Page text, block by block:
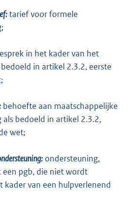
tarief voor formele
in het kader van het
in artikel 2.3.2, eerste
behoefte aan maatschappelijke
als bedoeld in artikel 2.3.2,
wet;
ondersteuning,
een pgb, die niet wordt
kader van een hulpverlenend